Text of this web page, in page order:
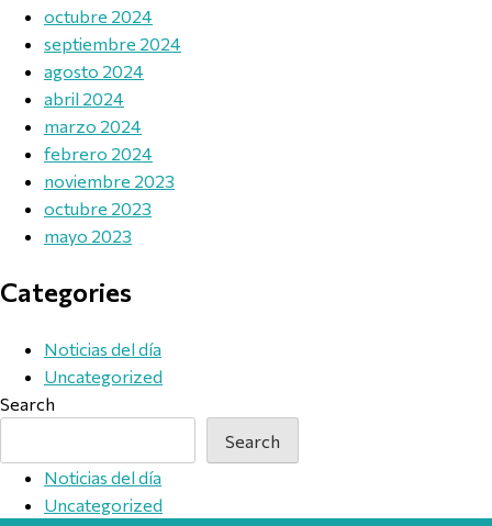
octubre 2024
septiembre 2024
agosto 2024
abril 2024
marzo 2024
febrero 2024
noviembre 2023
octubre 2023
mayo 2023
Categories
Noticias del día
Uncategorized
Search
Search
Noticias del día
Uncategorized